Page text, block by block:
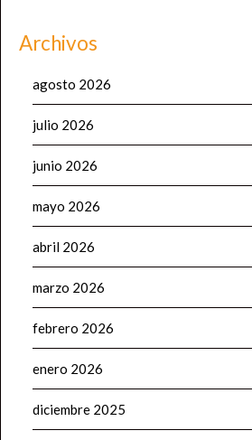
Archivos
agosto 2026
julio 2026
junio 2026
mayo 2026
abril 2026
marzo 2026
febrero 2026
enero 2026
diciembre 2025